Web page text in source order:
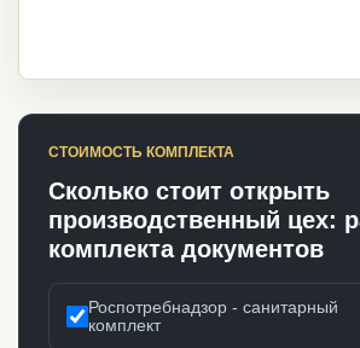
СТОИМОСТЬ КОМПЛЕКТА
Сколько стоит открыть
производственный цех:
комплекта документов
Роспотребнадзор - санитарный
комплект